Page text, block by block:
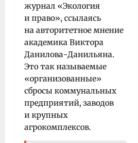
журнал «Экология
и право», ссылаясь
на авторитетное мнение
академика Виктора
Данилова-Данильяна.
Это так называемые
«организованные»
сбросы коммунальных
предприятий, заводов
и крупных
агрокомплексов.